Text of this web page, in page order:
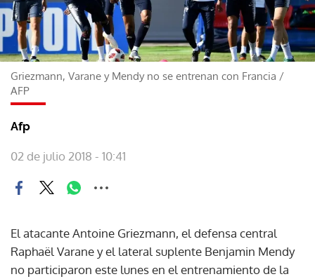
Griezmann, Varane y Mendy no se entrenan con Francia /
AFP
Afp
02 de julio 2018 - 10:41
El atacante Antoine Griezmann, el defensa central
Raphaël Varane y el lateral suplente Benjamin Mendy
no participaron este lunes en el entrenamiento de la